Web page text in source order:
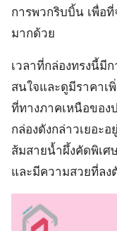
การพวกริบบิ้น เพื่อ
มากด้วย
เวลาที่กล่องทรงนี้มี
สนใจและดูมีราคา
ที่ทางภาคเหนือของ
กล่องดังกล่าวเยอะ
ส้มสายน้ำผึ้งคัดพิเ
และมีความสวยที่ลง